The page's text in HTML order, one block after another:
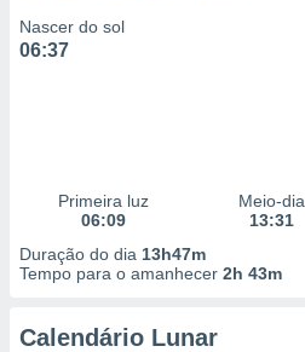
Nascer do sol
06:37
Primeira luz
06:09
Meio-dia
13:31
Duração do dia 13h47m
Tempo para o amanhecer 2h 43m
Calendário Lunar